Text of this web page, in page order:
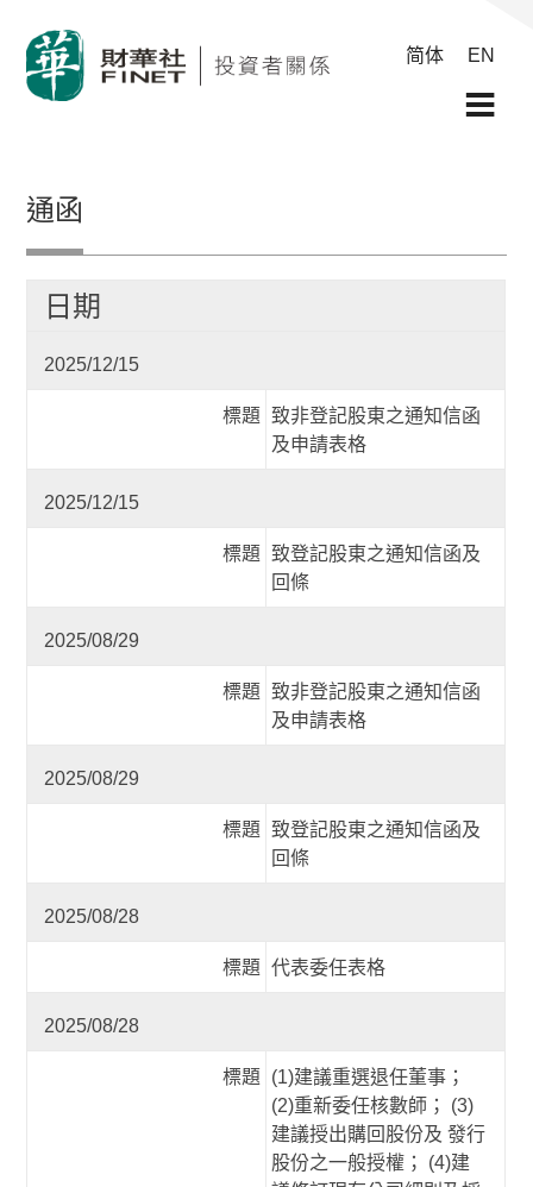
简体 EN
通函
日期
2025/12/15
標題
致非登記股東之通知信函
及申請表格
2025/12/15
標題
致登記股東之通知信函及
回條
2025/08/29
標題
致非登記股東之通知信函
及申請表格
2025/08/29
標題
致登記股東之通知信函及
回條
2025/08/28
標題 代表委任表格
2025/08/28
標題
(1)建議重選退任董事；
(2)重新委任核數師； (3)
建議授出購回股份及 發行
股份之一般授權； (4)建